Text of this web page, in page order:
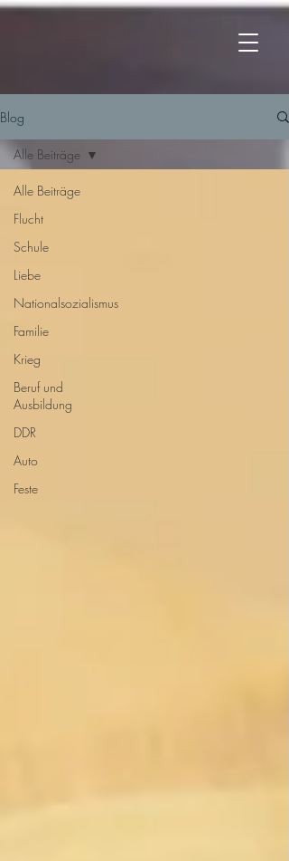
Blog
Alle Beiträge
Flucht
Schule
Liebe
Nationalsozialismus
Familie
Krieg
Beruf und
Ausbildung
DDR
Auto
Feste
Alle Beiträge